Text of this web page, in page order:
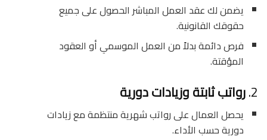
يضمن لك عقد العمل المباشر الحصول على جميع
حقوقك القانونية.
فرص دائمة بدلاً من العمل الموسمي أو العقود
المؤقتة.
2. رواتب ثابتة وزيادات دورية
يحصل العمال على رواتب شهرية منتظمة مع زيادات
دورية حسب الأداء.